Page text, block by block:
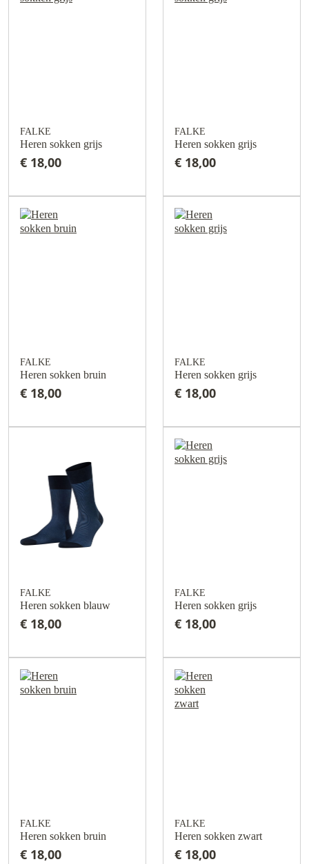
FALKE
Heren sokken grijs
€ 18,00
FALKE
Heren sokken grijs
€ 18,00
FALKE
Heren sokken bruin
€ 18,00
FALKE
Heren sokken grijs
€ 18,00
FALKE
Heren sokken blauw
€ 18,00
FALKE
Heren sokken grijs
€ 18,00
FALKE
Heren sokken bruin
€ 18,00
FALKE
Heren sokken zwart
€ 18,00